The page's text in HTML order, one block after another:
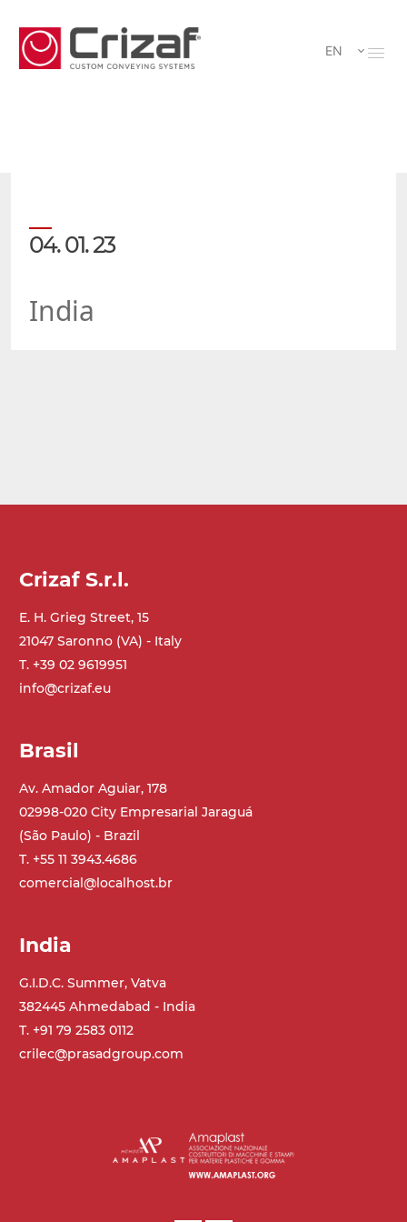
EN
04. 01. 23
India
Crizaf S.r.l.
E. H. Grieg Street, 15
21047 Saronno (VA) - Italy
T. +39 02 9619951
info@crizaf.eu
Brasil
Av. Amador Aguiar, 178
02998-020 City Empresarial Jaraguá
(São Paulo) - Brazil
T. +55 11 3943.4686
comercial@localhost.br
India
G.I.D.C. Summer, Vatva
382445 Ahmedabad - India
T. +91 79 2583 0112
crilec@prasadgroup.com